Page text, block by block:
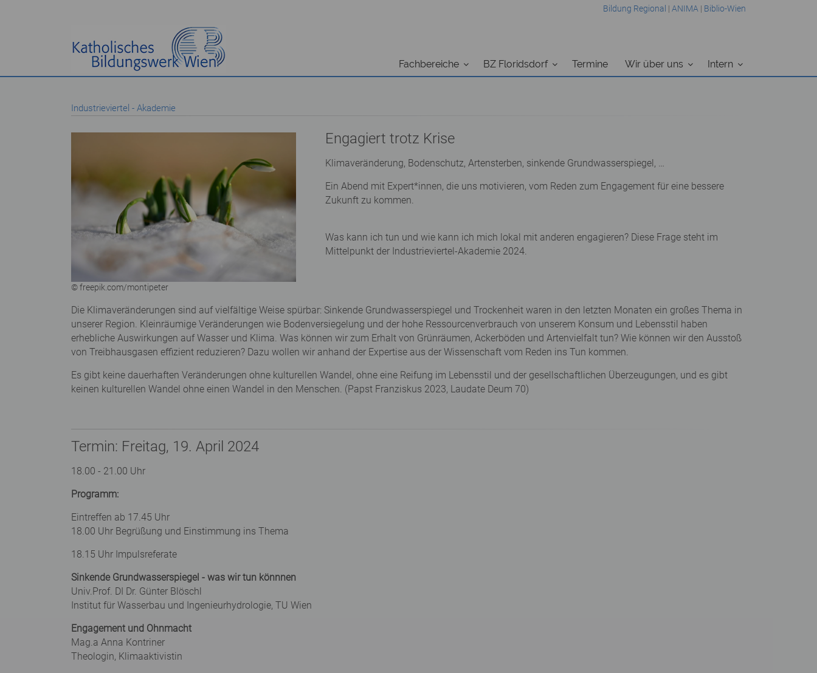
Bildung Regional | ANIMA | Biblio-Wien
Fachbereiche BZ Floridsdorf Termine Wir über uns Intern
Industrieviertel - Akademie
© freepik.com/montipeter
Engagiert trotz Krise
Klimaveränderung, Bodenschutz, Artensterben, sinkende Grundwasserspiegel, …
Ein Abend mit Expert*innen, die uns motivieren, vom Reden zum Engagement für eine bessere
Zukunft zu kommen.
Was kann ich tun und wie kann ich mich lokal mit anderen engagieren? Diese Frage steht im
Mittelpunkt der Industrieviertel-Akademie 2024.
Die Klimaveränderungen sind auf vielfältige Weise spürbar: Sinkende Grundwasserspiegel und Trockenheit waren in den letzten Monaten ein großes Thema in
unserer Region. Kleinräumige Veränderungen wie Bodenversiegelung und der hohe Ressourcenverbrauch von unserem Konsum und Lebensstil haben
erhebliche Auswirkungen auf Wasser und Klima. Was können wir zum Erhalt von Grünräumen, Ackerböden und Artenvielfalt tun? Wie können wir den Ausstoß
von Treibhausgasen effizient reduzieren? Dazu wollen wir anhand der Expertise aus der Wissenschaft vom Reden ins Tun kommen.
Es gibt keine dauerhaften Veränderungen ohne kulturellen Wandel, ohne eine Reifung im Lebensstil und der gesellschaftlichen Überzeugungen, und es gibt
keinen kulturellen Wandel ohne einen Wandel in den Menschen. (Papst Franziskus 2023, Laudate Deum 70)
Termin: Freitag, 19. April 2024
18.00 - 21.00 Uhr
Programm:
Eintreffen ab 17.45 Uhr
18.00 Uhr Begrüßung und Einstimmung ins Thema
18.15 Uhr Impulsreferate
Sinkende Grundwasserspiegel - was wir tun könnnen
Univ.Prof. DI Dr. Günter Blöschl
Institut für Wasserbau und Ingenieurhydrologie, TU Wien
Engagement und Ohnmacht
Mag.a Anna Kontriner
Theologin, Klimaaktivistin